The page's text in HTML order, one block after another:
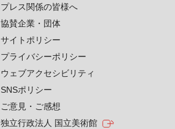
プレス関係の皆様へ
協賛企業・団体
サイトポリシー
プライバシーポリシー
ウェブアクセシビリティ
SNSポリシー
ご意見・ご感想
独立行政法人 国立美術館